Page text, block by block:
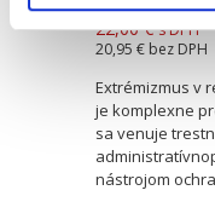
22,00 € s DPH
20,95 € bez DPH
Extrémizmus v
je komplexne
sa venuje
nástrojom